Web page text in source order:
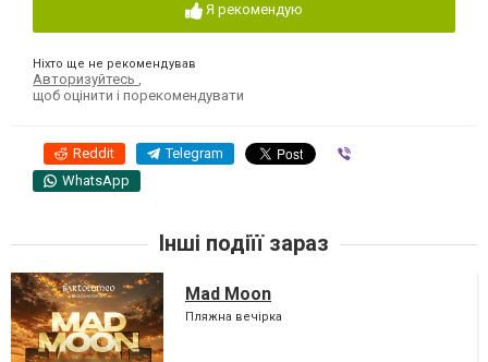
Я рекомендую
Ніхто ще не рекомендував
Авторизуйтесь
щоб оцінити і порекомендувати
Reddit Telegram
WhatsApp
Інші подіїї зараз
Mad Moon
Пляжна вечірка